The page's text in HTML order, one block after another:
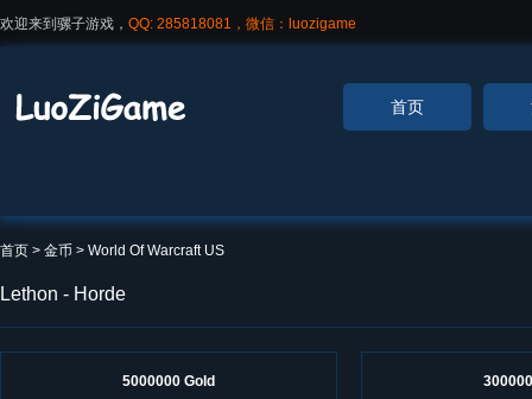
欢迎来到骡子游戏， QQ: 285818081，微信：luozigame
首页
首页 > 金币 > World Of Warcraft US
Lethon - Horde
5000000 Gold